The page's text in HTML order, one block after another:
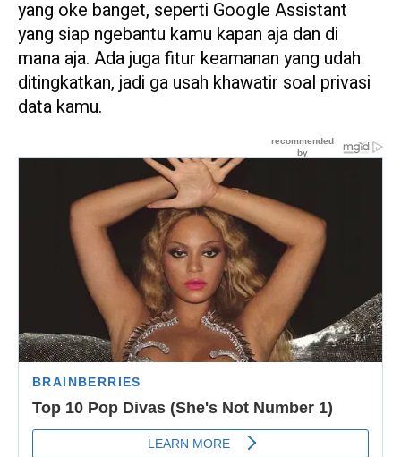
yang oke banget, seperti Google Assistant
yang siap ngebantu kamu kapan aja dan di
mana aja. Ada juga fitur keamanan yang udah
ditingkatkan, jadi ga usah khawatir soal privasi
data kamu.